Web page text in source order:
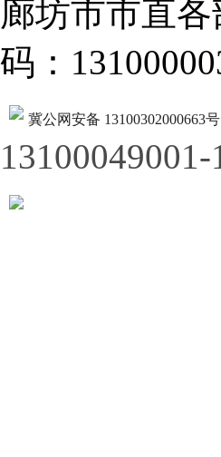
廊坊市市直
码：
冀公网安备 13100302000663号
13100049001-